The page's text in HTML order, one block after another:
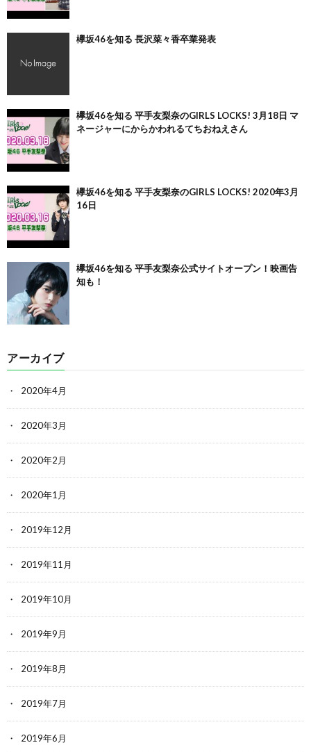
欅坂46を知る 長沢菜々香卒業発表
欅坂46を知る 平手友梨奈のGIRLS LOCKS! 3月18日 マ
ネージャーにからかわれるてちおねえさん
欅坂46を知る 平手友梨奈のGIRLS LOCKS! 2020年3月
16日
欅坂46を知る 平手友梨奈公式サイトオープン！映画告
知も！
アーカイブ
2020年4月
2020年3月
2020年2月
2020年1月
2019年12月
2019年11月
2019年10月
2019年9月
2019年8月
2019年7月
2019年6月